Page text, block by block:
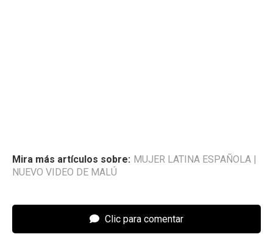
Mira más artículos sobre: MUJER LATINA ESPAÑOLA
NUEVO VIDEO DE MALÚ
Clic para comentar